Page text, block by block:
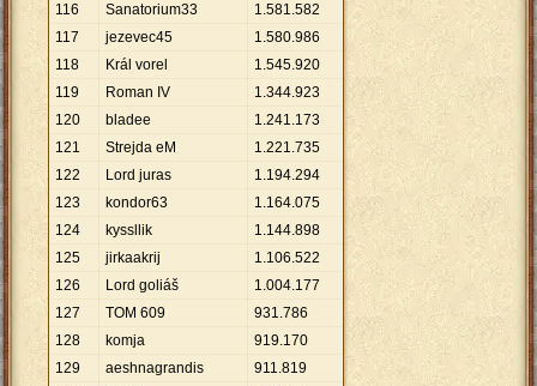
116
Sanatorium33 1.581.582
117
jezevec45 1.580.986
118
Král vorel 1.545.920
119
Roman IV 1.344.923
120
bladee 1.241.173
121
Strejda eM 1.221.735
122
Lord juras 1.194.294
123
kondor63 1.164.075
124
kyssllik 1.144.898
125
jirkaakrij 1.106.522
126
Lord goliáš 1.004.177
127
TOM 609 931.786
128
komja 919.170
129
aeshnagrandis 911.819